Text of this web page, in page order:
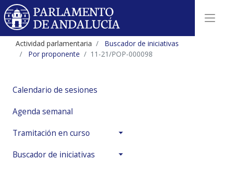
Actividad parlamentaria
Buscador de iniciativas
Por proponente
11-21/POP-000098
Calendario de sesiones
Agenda semanal
Tramitación en curso
Buscador de iniciativas